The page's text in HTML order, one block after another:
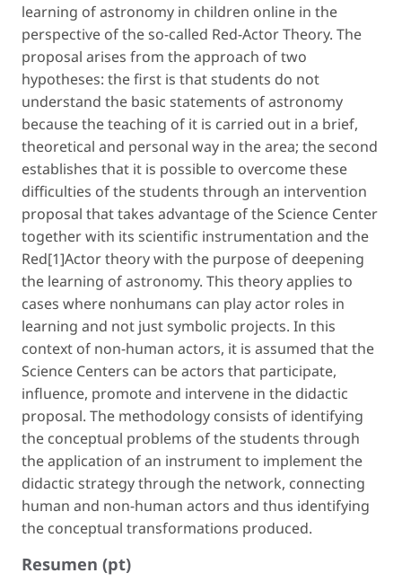
learning of astronomy in children online in the
perspective of the so-called Red-Actor Theory. The
proposal arises from the approach of two
hypotheses: the first is that students do not
understand the basic statements of astronomy
because the teaching of it is carried out in a brief,
theoretical and personal way in the area; the second
establishes that it is possible to overcome these
difficulties of the students through an intervention
proposal that takes advantage of the Science Center
together with its scientific instrumentation and the
Red[1]Actor theory with the purpose of deepening
the learning of astronomy. This theory applies to
cases where nonhumans can play actor roles in
learning and not just symbolic projects. In this
context of non-human actors, it is assumed that the
Science Centers can be actors that participate,
influence, promote and intervene in the didactic
proposal. The methodology consists of identifying
the conceptual problems of the students through
the application of an instrument to implement the
didactic strategy through the network, connecting
human and non-human actors and thus identifying
the conceptual transformations produced.
Resumen (pt)